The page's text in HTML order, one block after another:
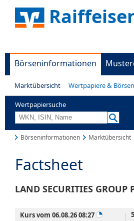
Börseninformationen
Marktübersicht Wertpapiere & Börsen
Wertpapiersuche
Börseninformationen Marktübersicht
Factsheet
LAND SECURITIES GROUP
Kurs vom 06.08.26 08:27